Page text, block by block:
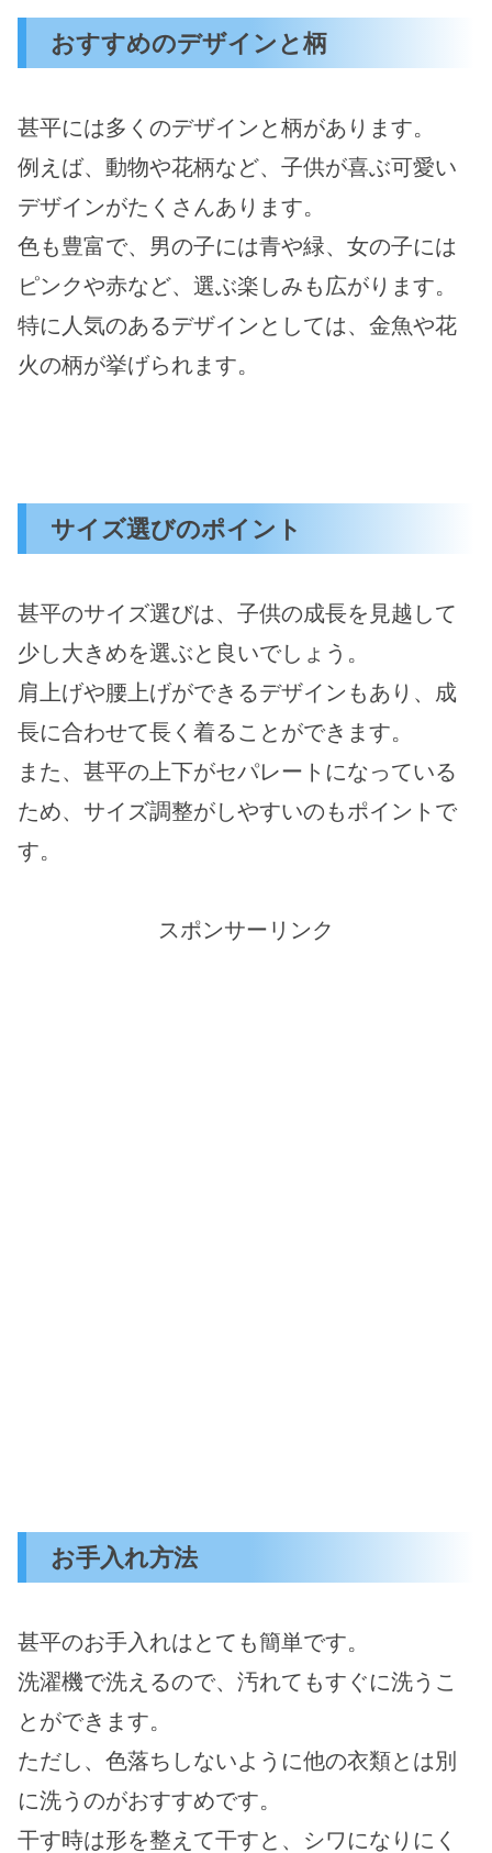
おすすめのデザインと柄
甚平には多くのデザインと柄があります。
例えば、動物や花柄など、子供が喜ぶ可愛い
デザインがたくさんあります。
色も豊富で、男の子には青や緑、女の子には
ピンクや赤など、選ぶ楽しみも広がります。
特に人気のあるデザインとしては、金魚や花
火の柄が挙げられます。
サイズ選びのポイント
甚平のサイズ選びは、子供の成長を見越して
少し大きめを選ぶと良いでしょう。
肩上げや腰上げができるデザインもあり、成
長に合わせて長く着ることができます。
また、甚平の上下がセパレートになっている
ため、サイズ調整がしやすいのもポイントで
す。
スポンサーリンク
お手入れ方法
甚平のお手入れはとても簡単です。
洗濯機で洗えるので、汚れてもすぐに洗うこ
とができます。
ただし、色落ちしないように他の衣類とは別
に洗うのがおすすめです。
干す時は形を整えて干すと、シワになりにく